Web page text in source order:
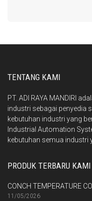
TENTANG KAMI
PT. ADI RAYA MANDIRI
industri sebagai penyedia
kebutuhan industri yang
Industrial Automation
kebutuhan semua industri
PRODUK TERBARU KAMI
CONCH TEMPERATURE
11/05/2026